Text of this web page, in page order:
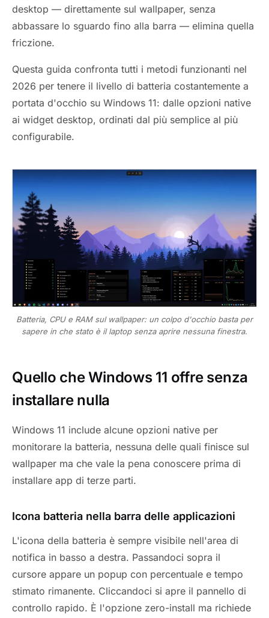
desktop — direttamente sul wallpaper, senza
abbassare lo sguardo fino alla barra — elimina quella
friczione.
Questa guida confronta tutti i metodi funzionanti nel
2026 per tenere il livello di batteria costantemente a
portata d'occhio su Windows 11: dalle opzioni native
ai widget desktop, ordinati dal più semplice al più
configurabile.
Batteria, CPU e RAM sul wallpaper: un colpo d'occhio basta per
sapere in che stato è il laptop senza aprire nessuna finestra.
Quello che Windows 11 offre senza
installare nulla
Windows 11 include alcune opzioni native per
monitorare la batteria, nessuna delle quali finisce sul
wallpaper ma che vale la pena conoscere prima di
installare app di terze parti.
Icona batteria nella barra delle applicazioni
L'icona della batteria è sempre visibile nell'area di
notifica in basso a destra. Passandoci sopra il
cursore appare un popup con percentuale e tempo
stimato rimanente. Cliccandoci si apre il pannello di
controllo rapido. È l'opzione zero-install ma richiede